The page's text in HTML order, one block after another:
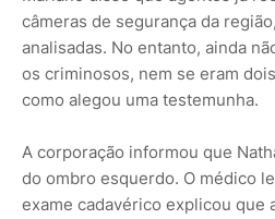
câmeras de segurança da
analisadas. No entanto, ainda
os criminosos, nem se eram
como alegou uma testemunha.
A corporação informou que
do ombro esquerdo. O médico
exame cadavérico explicou que